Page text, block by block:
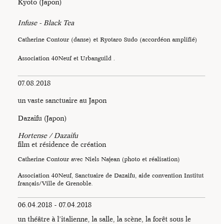
Kyoto (Japon)
Infuse - Black Tea
Catherine Contour (danse) et Ryotaro Sudo (accordéon amplifié)
Association 40Neuf et Urbanguild .
07.08.2018
un vaste sanctuaire au Japon
Dazaifu (Japon)
Hortense / Dazaifu
film et résidence de création
Catherine Contour avec Niels Najean (photo et réalisation)
Association 40Neuf, Sanctuaire de Dazaifu, aide convention Institut
français/Ville de Grenoble.
06.04.2018 - 07.04.2018
un théâtre à l’italienne, la salle, la scène, la forêt sous le